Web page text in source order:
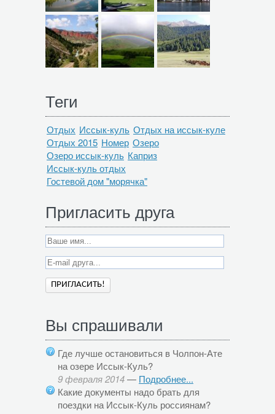
Теги
Отдых Иссык-куль Отдых на иссык-куле
Отдых 2015 Номер Озеро
Озеро иссык-куль Каприз
Иссык-куль отдых
Гостевой дом "морячка"
Пригласить друга
Вы спрашивали
Где лучше остановиться в Чолпон-Ате
на озере Иссык-Куль?
9 февраля 2014— Подробнее...
Какие документы надо брать для
поездки на Иссык-Куль россиянам?